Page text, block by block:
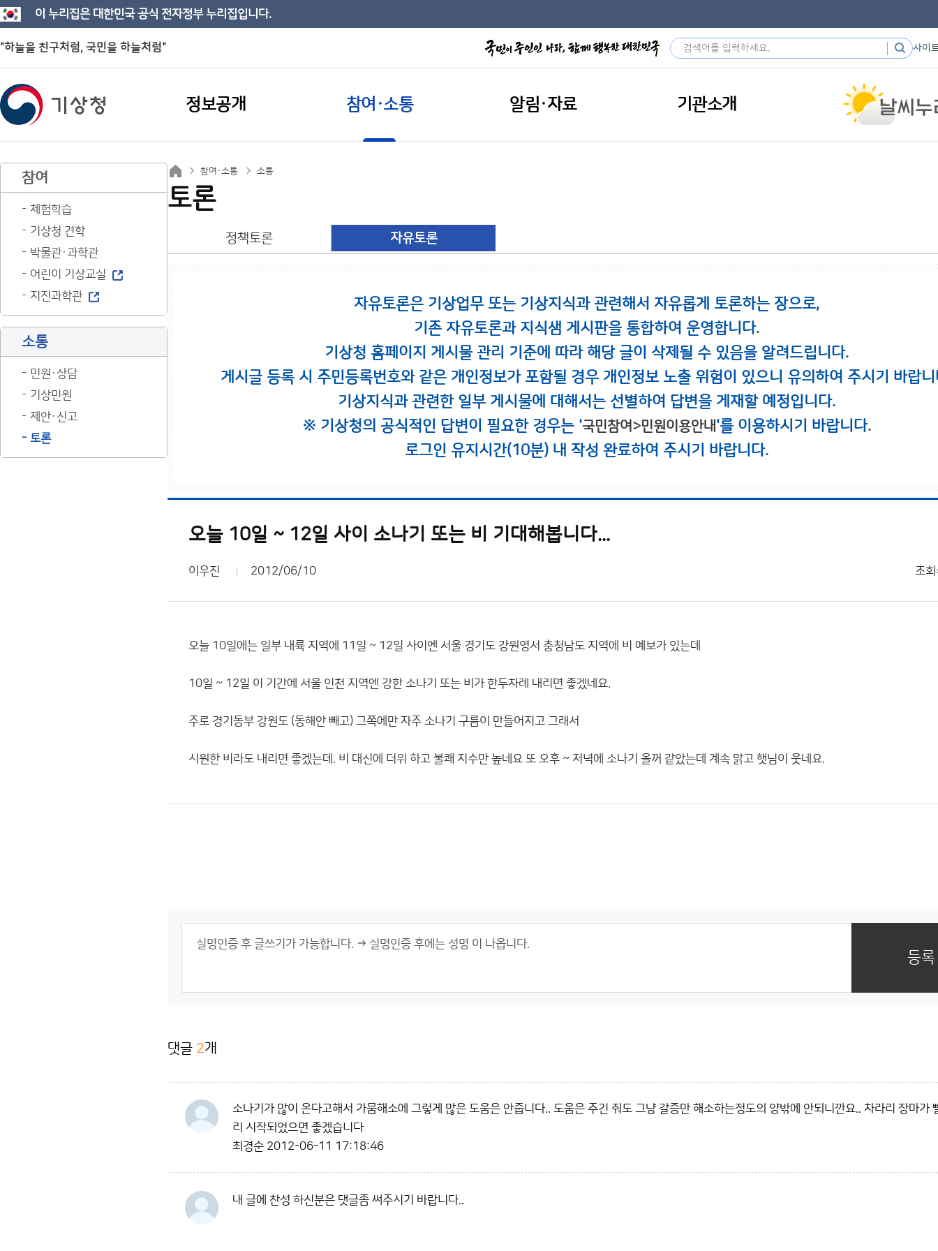
이 누리집은 대한민국 공식 전자정부 누리집입니다.
"하늘을 친구처럼, 국민을 하늘처럼" 사이
정보공개 참여·소통 알림·자료 기관소개
참여
체험학습
기상청 견학
박물관·과학관
어린이 기상교실
지진과학관
소통
민원·상담
기상민원
제안·신고
토론
참여·소통 소통
토론
정책토론 자유토론
자유토론은 기상업무 또는 기상지식과 관련해서 자유롭게 토론하는 장으로,
기존 자유토론과 지식샘 게시판을 통합하여 운영합니다.
기상청 홈페이지 게시물 관리 기준에 따라 해당 글이 삭제될 수 있음을 알려드립니다.
게시글 등록 시 주민등록번호와 같은 개인정보가 포함될 경우 개인정보 노출 위험이 있으니 유의하여 주시기 바랍니
기상지식과 관련한 일부 게시물에 대해서는 선별하여 답변을 게재할 예정입니다.
※ 기상청의 공식적인 답변이 필요한 경우는 '국민참여>민원이용안내'를 이용하시기 바랍니다.
로그인 유지시간(10분) 내 작성 완료하여 주시기 바랍니다.
오늘 10일 ~ 12일 사이 소나기 또는 비 기대해봅니다...
이우진 2012/06/10 조회
오늘 10일에는 일부 내륙 지역에 11일 ~ 12일 사이엔 서울 경기도 강원영서 충청남도 지역에 비 예보가 있는데
10일 ~ 12일 이 기간에 서울 인천 지역엔 강한 소나기 또는 비가 한두차례 내리면 좋겠네요.
주로 경기동부 강원도 (동해안 빼고) 그쪽에만 자주 소나기 구름이 만들어지고 그래서
시원한 비라도 내리면 좋겠는데. 비 대신에 더위 하고 불쾌 지수만 높네요 또 오후 ~ 저녁에 소나기 올꺼 같았는데 계속 맑고 햇님이 웃네요.
등록
댓글 2개
소나기가 많이 온다고해서 가뭄해소에 그렇게 많은 도움은 안줍니다.. 도움은 주긴 줘도 그냥 갈증만 해소하는정도의 양밖에 안되니깐요.. 차라리 장마가
리 시작되었으면 좋겠습니다
최경순 2012-06-11 17:18:46
내 글에 찬성 하신분은 댓글좀 써주시기 바랍니다..